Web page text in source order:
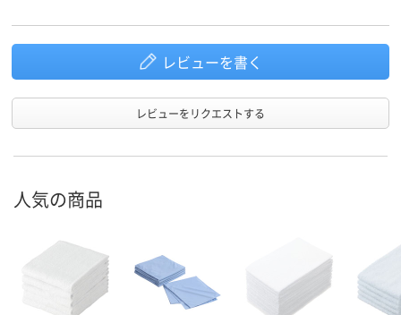
レビューを書く
レビューをリクエストする
人気の商品